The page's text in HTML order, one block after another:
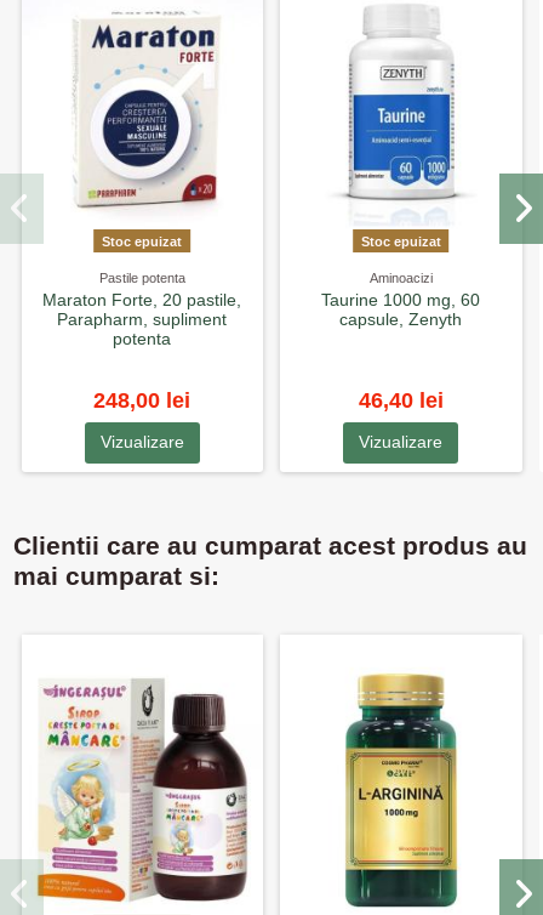
Stoc epuizat
Pastile potenta
Maraton Forte, 20 pastile,
Parapharm, supliment
potenta
248,00 lei
Vizualizare
Stoc epuizat
Aminoacizi
Taurine 1000 mg, 60
capsule, Zenyth
46,40 lei
Vizualizare
Clientii care au cumparat acest produs au
mai cumparat si: